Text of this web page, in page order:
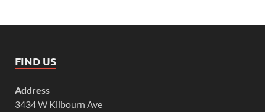
FIND US
Address
3434 W Kilbourn Ave